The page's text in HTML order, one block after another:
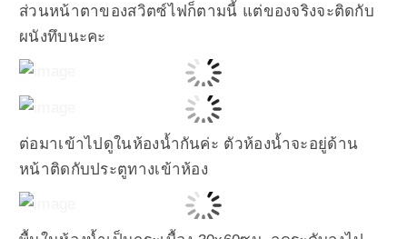
ส่วนหน้าตาของสวิตซ์ไฟก็ตามนี้ แต่ของจริงจะติดกับ
ผนังทึบนะคะ
ต่อมาเข้าไปดูในห้องน้ำกันค่ะ ตัวห้องน้ำจะอยู่ด้าน
หน้าติดกับประตูทางเข้าห้อง